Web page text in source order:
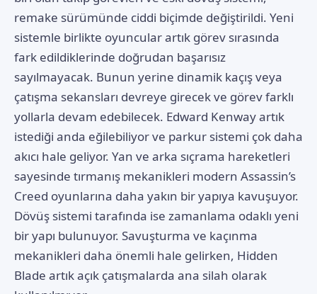
remake sürümünde ciddi biçimde değiştirildi. Yeni
sistemle birlikte oyuncular artık görev sırasında
fark edildiklerinde doğrudan başarısız
sayılmayacak. Bunun yerine dinamik kaçış veya
çatışma sekansları devreye girecek ve görev farklı
yollarla devam edebilecek. Edward Kenway artık
istediği anda eğilebiliyor ve parkur sistemi çok daha
akıcı hale geliyor. Yan ve arka sıçrama hareketleri
sayesinde tırmanış mekanikleri modern Assassin’s
Creed oyunlarına daha yakın bir yapıya kavuşuyor.
Dövüş sistemi tarafında ise zamanlama odaklı yeni
bir yapı bulunuyor. Savuşturma ve kaçınma
mekanikleri daha önemli hale gelirken, Hidden
Blade artık açık çatışmalarda ana silah olarak